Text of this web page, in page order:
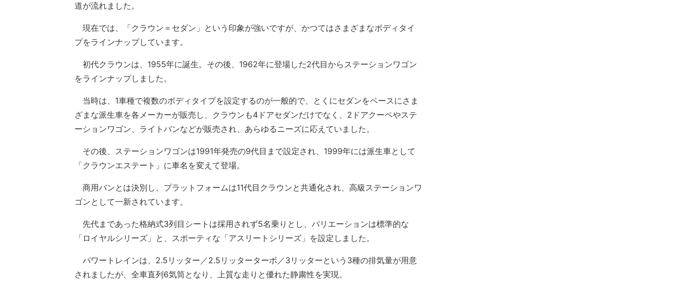
道が流れました。
現在では、「クラウン＝セダン」という印象が強いですが、かつてはさまざまなボディタイ
プをラインナップしています。
初代クラウンは、1955年に誕生。その後、1962年に登場した2代目からステーションワゴン
をラインナップしました。
当時は、1車種で複数のボディタイプを設定するのが一般的で、とくにセダンをベースにさま
ざまな派生車を各メーカーが販売し、クラウンも4ドアセダンだけでなく、2ドアクーペやステ
ーションワゴン、ライトバンなどが販売され、あらゆるニーズに応えていました。
その後、ステーションワゴンは1991年発売の9代目まで設定され、1999年には派生車として
「クラウンエステート」に車名を変えて登場。
商用バンとは決別し、プラットフォームは11代目クラウンと共通化され、高級ステーションワ
ゴンとして一新されています。
先代まであった格納式3列目シートは採用されず5名乗りとし、バリエーションは標準的な
「ロイヤルシリーズ」と、スポーティな「アスリートシリーズ」を設定しました。
パワートレインは、2.5リッター／2.5リッターターボ／3リッターという3種の排気量が用意
されましたが、全車直列6気筒となり、上質な走りと優れた静粛性を実現。